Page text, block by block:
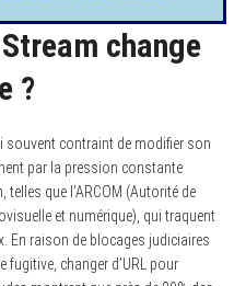
change
?
souvent contraint de modifier son
par la pression constante
que l’ARCOM (Autorité de
et numérique), qui traquent
En raison de blocages judiciaires
fugitive, changer d’URL pour